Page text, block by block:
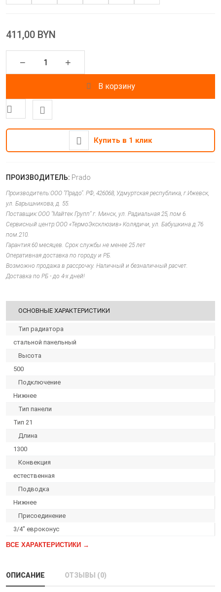
411,00 BYN
− +
В корзину
Купить в 1 клик
ПРОИЗВОДИТЕЛЬ: Prado
Производитель:ООО "Прадо". РФ, 426068, Удмуртская республика, г.Ижевск,
ул. Барышникова, д. 55.
Поставщик:ООО "Майтек Групп" г. Минск, ул. Радиальная 25, пом 6.
Сервисный центр:ООО «ТермоЭксклюзив» Колядичи, ул. Бабушкина д.76
пом.210.
Гарантия:60 месяцев. Срок службы не менее 25 лет
Оперативная доставка по городу и РБ.
Возможно продажа в рассрочку. Наличный и безналичный расчет.
Доставка по РБ - до 4-х дней!
ОСНОВНЫЕ ХАРАКТЕРИСТИКИ
Тип радиатора
стальной панельный
Высота
500
Подключение
Нижнее
Тип панели
Тип 21
Длина
1300
Конвекция
естественная
Подводка
Нижнее
Присоединение
3/4″ евроконус
ВСЕ ХАРАКТЕРИСТИКИ →
ОПИСАНИЕ ОТЗЫВЫ (0)